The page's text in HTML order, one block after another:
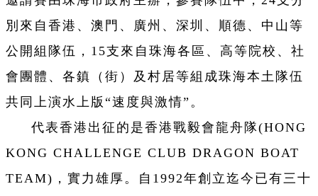
別來自香港、澳門、廣州、深圳、順德、中山等
公開組隊伍，15支來自珠海各區、高等院校、社
會團體、各鎮（街）及村居等組成珠海本土隊伍
共同上演水上版“速度與激情”。
代表香港出征的是香港戰毅會龍舟隊(HONG
KONG CHALLENGE CLUB DRAGON BOAT
TEAM)，實力雄厚。自1992年創立迄今已有三十